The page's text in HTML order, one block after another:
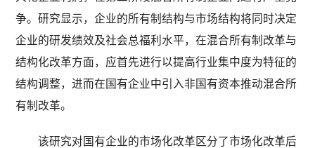
争。研究显示，企业的所有制结构与市场结构将同时决定
企业的研发绩效及社会总福利水平，在混合所有制改革与
结构化改革方面，应首先进行以提高行业集中度为特征的
结构调整，进而在国有企业中引入非国有资本推动混合所
有制改革。
该研究对国有企业的市场化改革区分了市场化改革后